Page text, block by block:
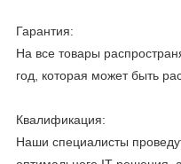
Гарантия:
На все товары
год, которая может быть
Квалификация:
Наши специалисты